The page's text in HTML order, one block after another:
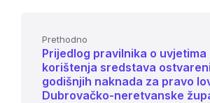
Prethodno
Prijedlog pravilnika o uvjetima
korištenja sredstava
godišnjih naknada za pravo
Dubrovačko-neretvanske